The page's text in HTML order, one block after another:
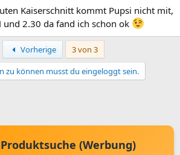
Kaiserschnitt kommt Pupsi nicht mit,
2.30 da fand ich schon ok
Erste Vorherige
3 von 3
zu können musst du eingeloggt sein.
(Werbung)